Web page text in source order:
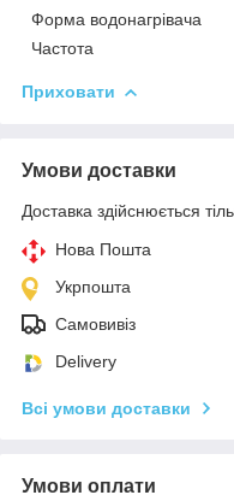
Форма водонагрівача
Частота
Приховати
Умови доставки
Доставка здійснюється
Нова Пошта
Укрпошта
Самовивіз
Delivery
Всі умови доставки
Умови оплати